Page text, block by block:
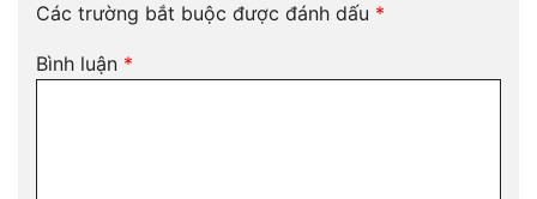
Các trường bắt buộc được đánh dấu *
Bình luận *